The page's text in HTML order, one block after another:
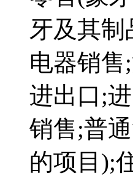
牙及其
电器销
进出口;
销售;普
的项目);